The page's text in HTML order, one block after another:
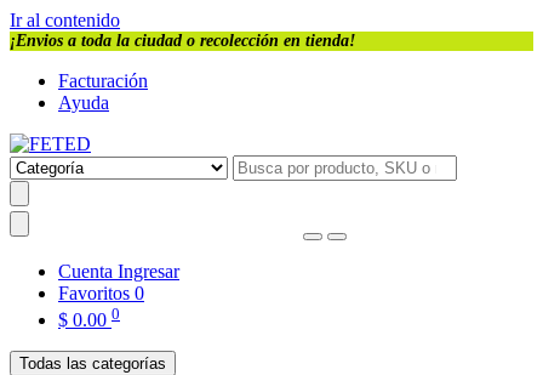
Ir al contenido
¡Envios a toda la ciudad o recolección en tienda!
Facturación
Ayuda
Cuenta Ingresar
Favoritos 0
$ 0.00 0
Todas las categorías